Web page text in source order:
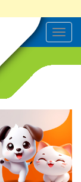
T
o
v
g
t
i
o
n